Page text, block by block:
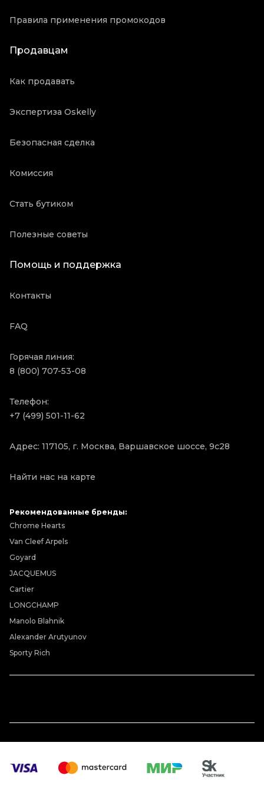
Правила применения промокодов
Продавцам
Как продавать
Экспертиза Oskelly
Безопасная сделка
Комиссия
Стать бутиком
Полезные советы
Помощь и поддержка
Контакты
FAQ
Горячая линия:
8 (800) 707-53-08
Телефон:
+7 (499) 501-11-62
Адрес: 117105, г. Москва, Варшавское шоссе, 9с28
Найти нас на карте
Рекомендованные бренды:
Chrome Hearts
Van Cleef Arpels
Goyard
JACQUEMUS
Cartier
LONGCHAMP
Manolo Blahnik
Alexander Arutyunov
Sporty Rich